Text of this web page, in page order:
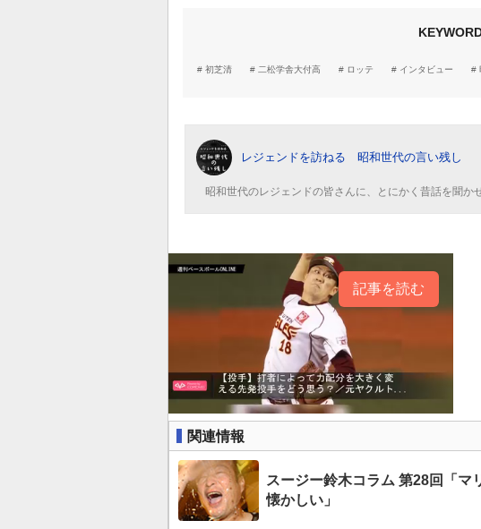
初芝清 二松学舎大付高 ロッテ インタビュー
レジェンドを訪ねる 昭和世代の言い残し
昭和世代のレジェンドの皆さんに、とにかく昔話を聞か
記事を読む
関連情報
スージー鈴木コラム 第28回「マ
懐かしい」